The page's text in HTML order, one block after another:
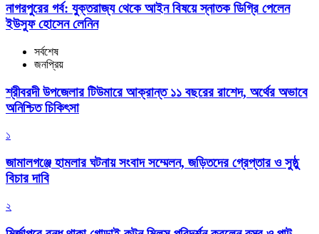
নাগরপুরের গর্ব: যুক্তরাজ্য থেকে আইন বিষয়ে স্নাতক ডিগ্রি পেলেন
ইউসুফ হোসেন লেনিন
সর্বশেষ
জনপ্রিয়
শ্রীবরদী উপজেলার টিউমারে আক্রান্ত ১১ বছরের রাশেদ, অর্থের অভাবে
অনিশ্চিত চিকিৎসা
১
জামালগঞ্জে হামলার ঘটনায় সংবাদ সম্মেলন, জড়িতদের গ্রেপ্তার ও সুষ্ঠু
বিচার দাবি
২